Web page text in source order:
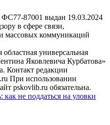
87001 выдан 19.03.2024
в сфере связи,
массовых коммуникаций
универсальная
Яковлевича Курбатова»
Контакт редакции
При использовании
pskovlib.ru обязательна.
не поддаться на уловки